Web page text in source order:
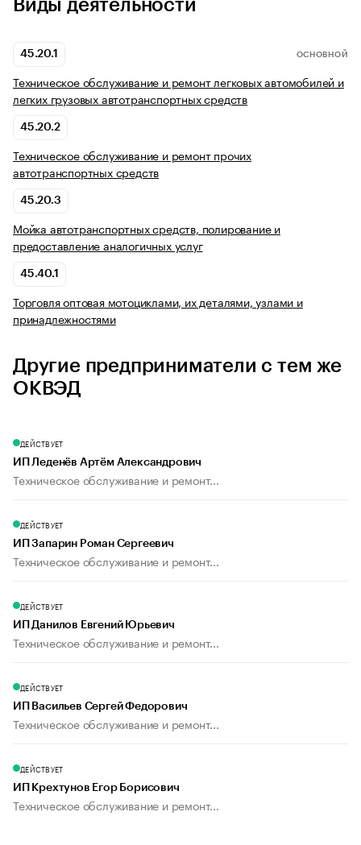
Виды деятельности
45.20.1 ОСНОВНОЙ
Техническое обслуживание и ремонт легковых автомобилей и
легких грузовых автотранспортных средств
45.20.2
Техническое обслуживание и ремонт прочих
автотранспортных средств
45.20.3
Мойка автотранспортных средств, полирование и
предоставление аналогичных услуг
45.40.1
Торговля оптовая мотоциклами, их деталями, узлами и
принадлежностями
Другие предприниматели с тем же
ОКВЭД
ДЕЙСТВУЕТ
ИП Леденёв Артём Александрович
Техническое обслуживание и ремонт...
ДЕЙСТВУЕТ
ИП Запарин Роман Сергеевич
Техническое обслуживание и ремонт...
ДЕЙСТВУЕТ
ИП Данилов Евгений Юрьевич
Техническое обслуживание и ремонт...
ДЕЙСТВУЕТ
ИП Васильев Сергей Федорович
Техническое обслуживание и ремонт...
ДЕЙСТВУЕТ
ИП Крехтунов Егор Борисович
Техническое обслуживание и ремонт...